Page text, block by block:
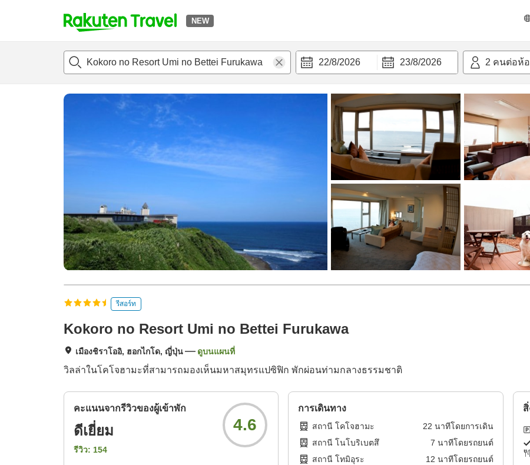
NEW
t
p
a
22/8/2026 23/8/2026 2 คนต่อห้อ
แนะนำที่พักห้องพักและแพลนพักรีวิวสิ่่งอำนวยความสะดวก
รีสอร์ท
Kokoro no Resort Umi no Bettei Furukawa
เมืองชิราโออิ, ฮอกไกโด, ญี่ปุ่น ดูบนแผนที่
วิลล่าในโคโจฮามะที่สามารถมองเห็นมหาสมุทรแปซิฟิก พักผ่อนท่ามกลางธรรมชาติ
คะแนนจากรีวิวของผู้เข้าพัก
ดีเยี่ยม
รีวิว: 154
4.6
การเดินทาง
สถานี โคโจฮามะ 22 นาทีโดยการเดิน
สถานี โนโบริเบตสึ
7 นาทีโดยรถยนต์
สถานี โทมิอุระ
12 นาทีโดยรถยนต์